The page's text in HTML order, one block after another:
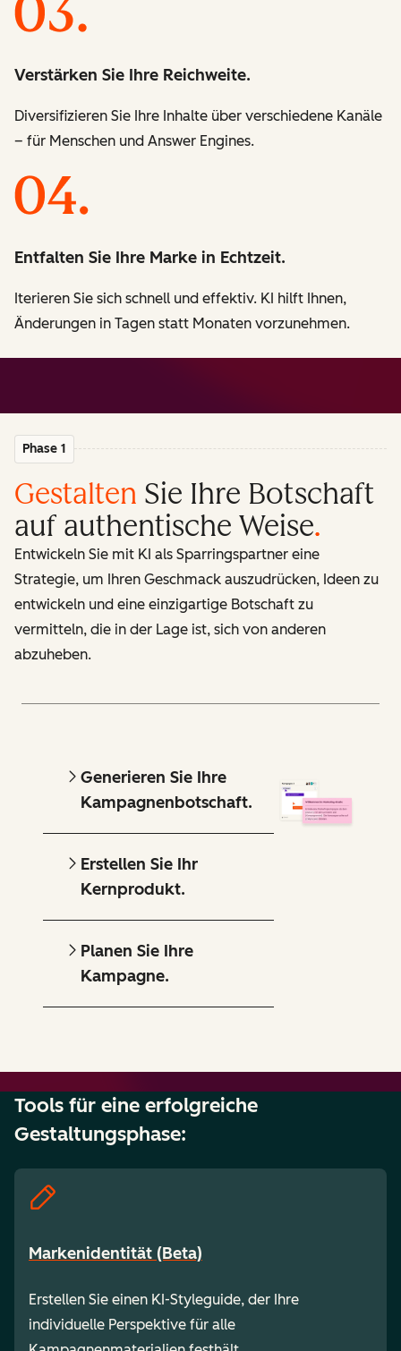
Verstärken Sie Ihre Reichweite.
Diversifizieren Sie Ihre Inhalte über verschiedene Kanäle
– für Menschen und Answer Engines.
Entfalten Sie Ihre Marke in Echtzeit.
Iterieren Sie sich schnell und effektiv. KI hilft Ihnen,
Änderungen in Tagen statt Monaten vorzunehmen.
Phase 1
Gestalten Sie Ihre Botschaft
auf authentische Weise.
Entwickeln Sie mit KI als Sparringspartner eine
Strategie, um Ihren Geschmack auszudrücken, Ideen zu
entwickeln und eine einzigartige Botschaft zu
vermitteln, die in der Lage ist, sich von anderen
abzuheben.
Generieren Sie Ihre
Kampagnenbotschaft.
Erstellen Sie Ihr
Kernprodukt.
Planen Sie Ihre
Kampagne.
Tools für eine erfolgreiche
Gestaltungsphase:
Markenidentität (Beta)
Erstellen Sie einen KI-Styleguide, der Ihre
individuelle Perspektive für alle